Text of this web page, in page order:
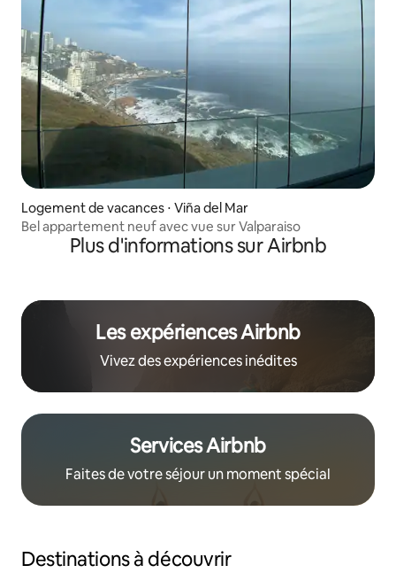
Logement de vacances ⋅ Viña del Mar
Bel appartement neuf avec vue sur Valparaiso
Plus d'informations sur Airbnb
Les expériences Airbnb
Vivez des expériences inédites
Services Airbnb
Faites de votre séjour un moment spécial
Destinations à découvrir